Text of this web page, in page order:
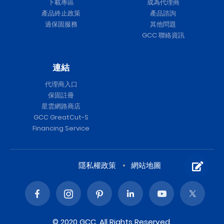
下載專區
產品終止政策
過保固服務
成為代理商
產品諮詢
其他問題
GCC 聯絡資訊
連結
代理商入口
保固註冊
星雲網路商店
GCC GreatCut-S
Financing Service
隱私權政策 網站地圖
© 2020 GCC. All Rights Reserved.